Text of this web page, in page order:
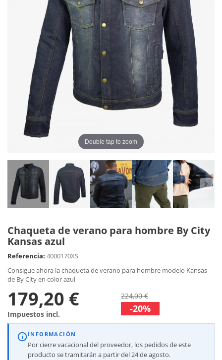
Double tap to zoom
Chaqueta de verano para hombre By City
Kansas azul
Referencia: 4000170XS
Consigue ahora la chaqueta de verano para hombre modelo Kansas
de By City en color azul
179,20 €
Impuestos incl.
224,00 €
-20%
INFORMACIÓN
Por cierre vacacional del proveedor, los pedidos de este
producto se tramitarán a partir del 24 de agosto.